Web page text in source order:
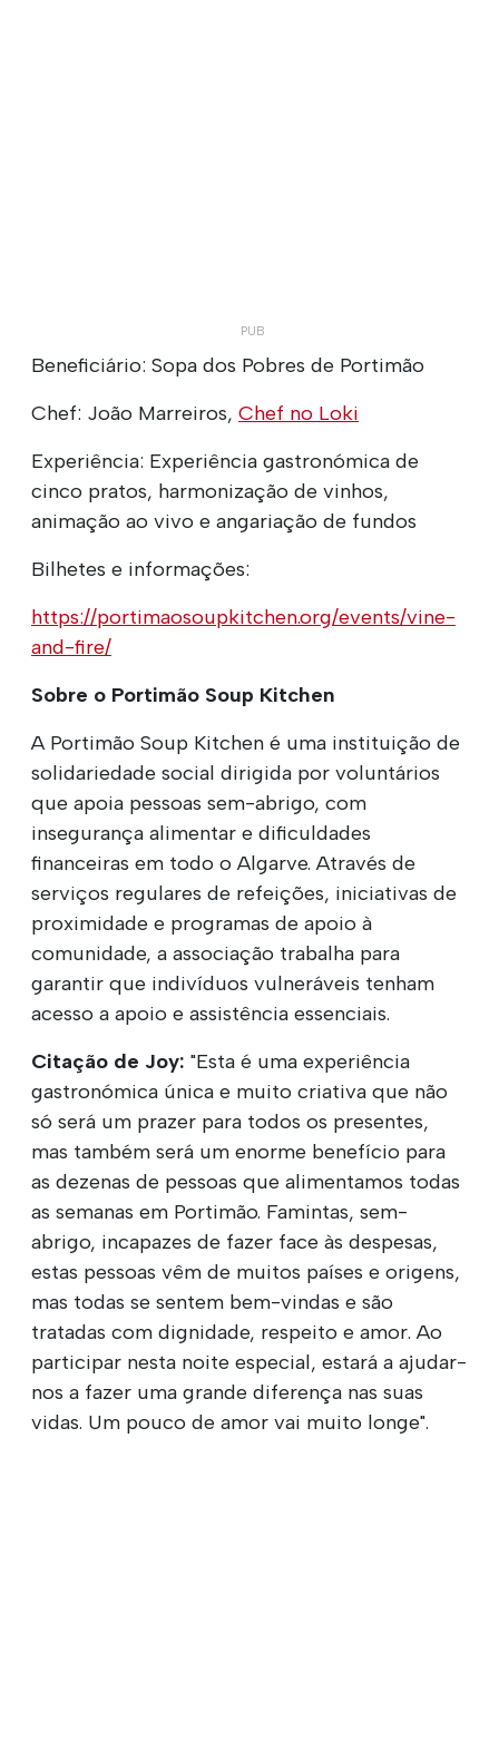
Beneficiário: Sopa dos Pobres de Portimão
Chef: João Marreiros, Chef no Loki
Experiência: Experiência gastronómica de
cinco pratos, harmonização de vinhos,
animação ao vivo e angariação de fundos
Bilhetes e informações:
https://portimaosoupkitchen.org/events/vine-
and-fire/
Sobre o Portimão Soup Kitchen
A Portimão Soup Kitchen é uma instituição de
solidariedade social dirigida por voluntários
que apoia pessoas sem-abrigo, com
insegurança alimentar e dificuldades
financeiras em todo o Algarve. Através de
serviços regulares de refeições, iniciativas de
proximidade e programas de apoio à
comunidade, a associação trabalha para
garantir que indivíduos vulneráveis tenham
acesso a apoio e assistência essenciais.
Citação de Joy: "Esta é uma experiência
gastronómica única e muito criativa que não
só será um prazer para todos os presentes,
mas também será um enorme benefício para
as dezenas de pessoas que alimentamos todas
as semanas em Portimão. Famintas, sem-
abrigo, incapazes de fazer face às despesas,
estas pessoas vêm de muitos países e origens,
mas todas se sentem bem-vindas e são
tratadas com dignidade, respeito e amor. Ao
participar nesta noite especial, estará a ajudar-
nos a fazer uma grande diferença nas suas
vidas. Um pouco de amor vai muito longe".